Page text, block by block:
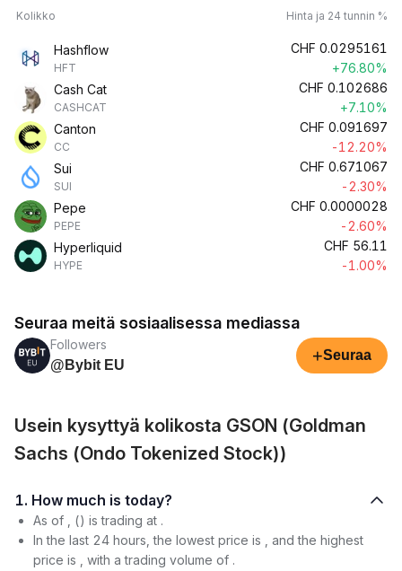
Kolikko Hinta ja 24 tunnin %
Hashflow
HFT
CHF 0.0295161
+76.80%
Cash Cat
CASHCAT
CHF 0.102686
+7.10%
Canton
CC
CHF 0.091697
-12.20%
Sui
SUI
CHF 0.671067
-2.30%
Pepe
PEPE
CHF 0.0000028
-2.60%
Hyperliquid
HYPE
CHF 56.11
-1.00%
Seuraa meitä sosiaalisessa mediassa
Followers
@Bybit EU
+Seuraa
Usein kysyttyä kolikosta GSON (Goldman
Sachs (Ondo Tokenized Stock))
1. How much is today?
As of , () is trading at .
In the last 24 hours, the lowest price is , and the highest
price is , with a trading volume of .